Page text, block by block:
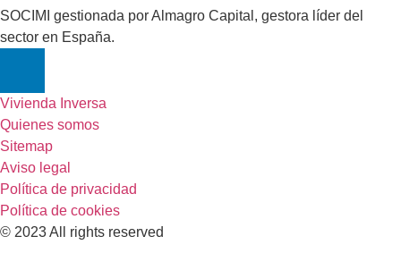
SOCIMI gestionada por Almagro Capital, gestora líder del
sector en España.
Vivienda Inversa
Quienes somos
Sitemap
Aviso legal
Política de privacidad
Política de cookies
© 2023 All rights reserved​